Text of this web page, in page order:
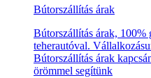
Bútorszállítás árak
Bútorszállítás árak, 100%
teherautóval.
Bútorszállítás árak
örömmel segítünk